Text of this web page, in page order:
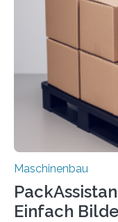
umzurüsten ist ein
Maschine faltet in
Landkarten und
Exemplare pro
Auftrag kann das
Maschinenbau
Einfach